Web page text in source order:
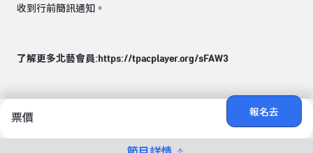
票價
報名去
收到行前簡訊通知。
了解更多北藝會員:https://tpacplayer.org/sFAW3